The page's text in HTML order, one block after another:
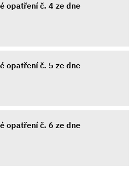
opatření č. 4 ze dne
opatření č. 5 ze dne
opatření č. 6 ze dne